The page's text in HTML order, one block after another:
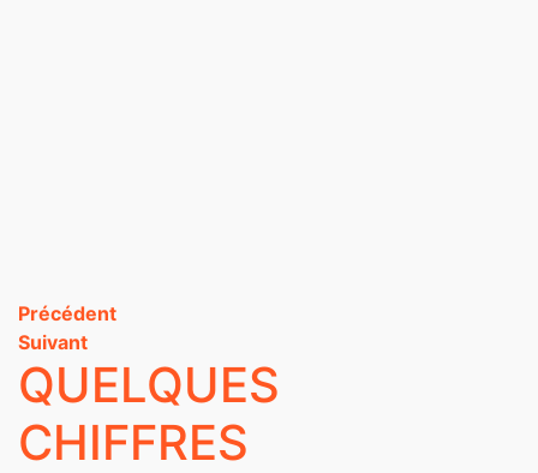
Précédent
Suivant
QUELQUES
CHIFFRES